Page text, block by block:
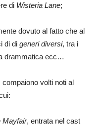
di Wisteria Lane;
dovuto al fatto che al
di di generi diversi, tra i
drammatica ecc…
volti noti al
Mayfair, entrata nel cast